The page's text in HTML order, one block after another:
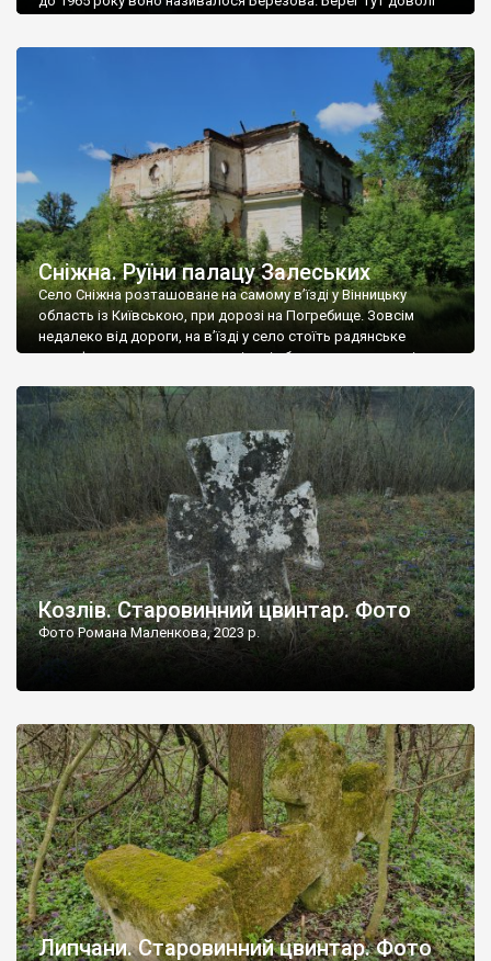
Наддністрянське відрізняється від більшості навколишніх
сіл. У селі є мурована Михайлівська церква. Точної дати […]
Сніжна. Руїни палацу Залеських
Село Сніжна розташоване на самому в’їзді у Вінницьку
область із Київською, при дорозі на Погребище. Зовсім
недалеко від дороги, на в’їзді у село стоїть радянське
рельєфне пано, яке показує жінку і яблуню, а трохи далі, десь
не видно, але видно дві стареньких колії у траві – […]
Козлів. Старовинний цвинтар. Фото
Фото Романа Маленкова, 2023 р.
Липчани. Старовинний цвинтар. Фото